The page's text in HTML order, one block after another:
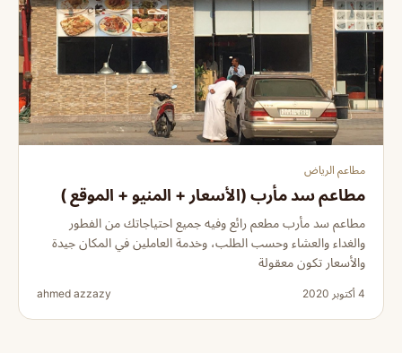
مطاعم الرياض
مطاعم سد مأرب (الأسعار + المنيو + الموقع )
مطاعم سد مأرب مطعم رائع وفيه جميع احتياجاتك من الفطور
والغداء والعشاء وحسب الطلب، وخدمة العاملين في المكان جيدة
والأسعار تكون معقولة
4 أكتوبر 2020 ahmed azzazy